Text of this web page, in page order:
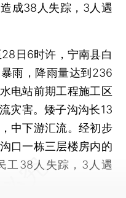
成38人失踪，3人遇
日6时许，宁南县白
雨，降雨量达到236
电站前期工程施工区
灾害。矮子沟沟长13
中下游汇流。经初步
口一栋三层楼房内的
工38人失踪，3人遇